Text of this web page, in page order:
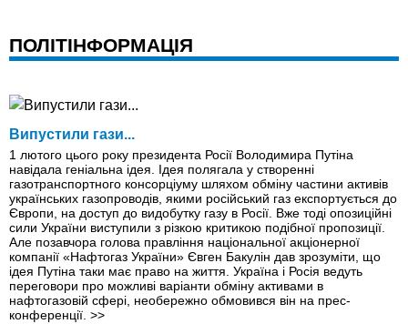
ПОЛІТІНФОРМАЦІЯ
Випустили гази...
1 лютого цього року президента Росії Володимира Путіна
навідала геніальна ідея. Ідея полягала у створенні
газотранспортного консорціуму шляхом обміну частини активiв
українських газопроводiв, якими російський газ експортується до
Європи, на доступ до видобутку газу в Росії. Вже тоді опозиційні
сили України виступили з різкою критикою подібної пропозиції.
Але позавчора голова правління національної акціонерної
компанії «Нафтогаз України» Євген Бакулін дав зрозуміти, що
ідея Путіна таки має право на життя. Україна і Росія ведуть
переговори про можливі варіанти обміну активами в
нафтогазовій сфері, необережно обмовився він на прес-
конференції. >>